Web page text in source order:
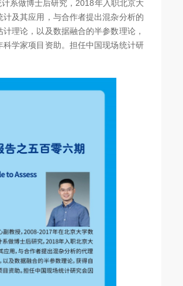
系做博士后研究，2018年入职北京大
及其应用，与合作者提出混杂分析的
理论，以及数据融合的半参数理论，
学家项目资助。担任中国现场统计研